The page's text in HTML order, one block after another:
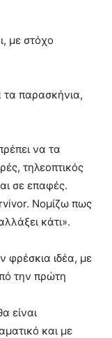
με στόχο
τα παρασκήνια,
να τα
τηλεοπτικός
σε επαφές.
Νομίζω πως
κάτι».
φρέσκια ιδέα, με
την πρώτη
είναι
και με